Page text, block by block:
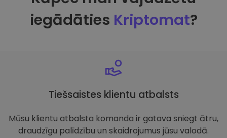
iegādāties Kriptomat?
Tiešsaistes klientu atbalsts
Mūsu klientu atbalsta komanda ir gatava sniegt ātru,
draudzīgu palīdzību un skaidrojumus jūsu valodā.